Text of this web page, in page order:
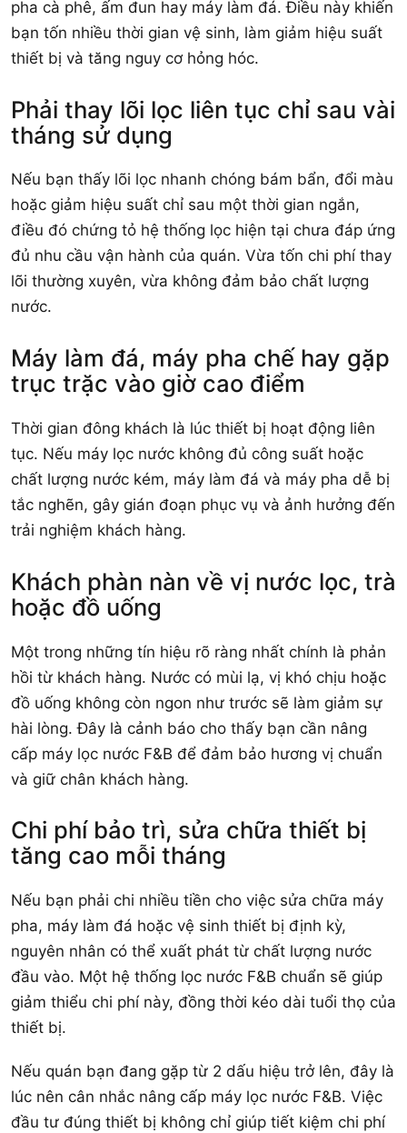
pha cà phê, ấm đun hay máy làm đá. Điều này khiến
bạn tốn nhiều thời gian vệ sinh, làm giảm hiệu suất
thiết bị và tăng nguy cơ hỏng hóc.
Phải thay lõi lọc liên tục chỉ sau vài
tháng sử dụng
Nếu bạn thấy lõi lọc nhanh chóng bám bẩn, đổi màu
hoặc giảm hiệu suất chỉ sau một thời gian ngắn,
điều đó chứng tỏ hệ thống lọc hiện tại chưa đáp ứng
đủ nhu cầu vận hành của quán. Vừa tốn chi phí thay
lõi thường xuyên, vừa không đảm bảo chất lượng
nước.
Máy làm đá, máy pha chế hay gặp
trục trặc vào giờ cao điểm
Thời gian đông khách là lúc thiết bị hoạt động liên
tục. Nếu máy lọc nước không đủ công suất hoặc
chất lượng nước kém, máy làm đá và máy pha dễ bị
tắc nghẽn, gây gián đoạn phục vụ và ảnh hưởng đến
trải nghiệm khách hàng.
Khách phàn nàn về vị nước lọc, trà
hoặc đồ uống
Một trong những tín hiệu rõ ràng nhất chính là phản
hồi từ khách hàng. Nước có mùi lạ, vị khó chịu hoặc
đồ uống không còn ngon như trước sẽ làm giảm sự
hài lòng. Đây là cảnh báo cho thấy bạn cần nâng
cấp máy lọc nước F&B để đảm bảo hương vị chuẩn
và giữ chân khách hàng.
Chi phí bảo trì, sửa chữa thiết bị
tăng cao mỗi tháng
Nếu bạn phải chi nhiều tiền cho việc sửa chữa máy
pha, máy làm đá hoặc vệ sinh thiết bị định kỳ,
nguyên nhân có thể xuất phát từ chất lượng nước
đầu vào. Một hệ thống lọc nước F&B chuẩn sẽ giúp
giảm thiểu chi phí này, đồng thời kéo dài tuổi thọ của
thiết bị.
Nếu quán bạn đang gặp từ 2 dấu hiệu trở lên, đây là
lúc nên cân nhắc nâng cấp máy lọc nước F&B. Việc
đầu tư đúng thiết bị không chỉ giúp tiết kiệm chi phí